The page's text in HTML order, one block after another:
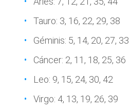
Tauro: 3, 16, 22, 29, 38
Géminis: 5, 14, 20, 27, 33
Cáncer: 2, 11, 18, 25, 36
Leo: 9, 15, 24, 30, 42
Virgo: 4, 13, 19, 26, 39